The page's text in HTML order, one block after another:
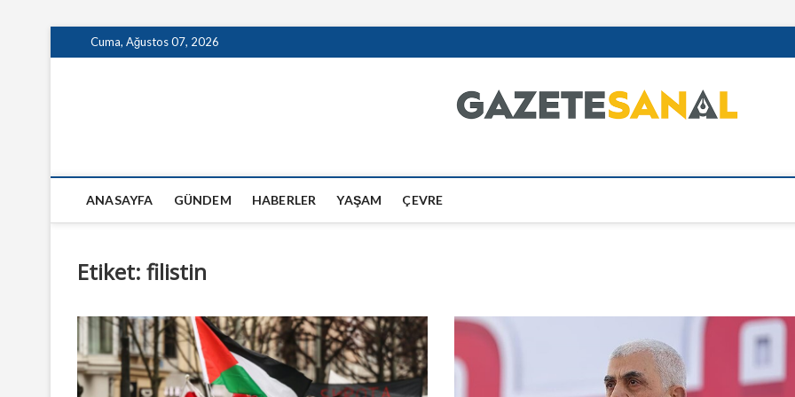
to
Cuma, Ağustos 07, 2026
ANASAYFA GÜNDEM HABERLER YAŞAM ÇEVRE
Etiket: filistin